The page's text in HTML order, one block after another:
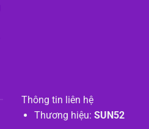
Thông tin liên hệ
Thương hiệu: SUN52